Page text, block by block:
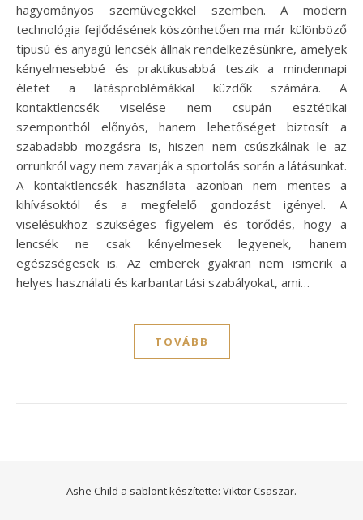
hagyományos szemüvegekkel szemben. A modern
technológia fejlődésének köszönhetően ma már különböző
típusú és anyagú lencsék állnak rendelkezésünkre, amelyek
kényelmesebbé és praktikusabbá teszik a mindennapi
életet a látásproblémákkal küzdők számára. A
kontaktlencsék viselése nem csupán esztétikai
szempontból előnyös, hanem lehetőséget biztosít a
szabadabb mozgásra is, hiszen nem csúszkálnak le az
orrunkról vagy nem zavarják a sportolás során a látásunkat.
A kontaktlencsék használata azonban nem mentes a
kihívásoktól és a megfelelő gondozást igényel. A
viselésükhöz szükséges figyelem és törődés, hogy a
lencsék ne csak kényelmesek legyenek, hanem
egészségesek is. Az emberek gyakran nem ismerik a
helyes használati és karbantartási szabályokat, ami…
TOVÁBB
Ashe Child a sablont készítette: Viktor Csaszar.